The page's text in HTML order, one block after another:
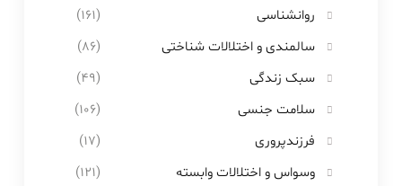
روانشناسی
(۱۶۱)
سالمندی و اختلالات شناختی
(۸۶)
سبک زندگی
(۴۹)
سلامت جنسی
(۱۰۶)
فرزندپروری
(۱۷)
وسواس و اختلالات وابسته
(۱۲۱)